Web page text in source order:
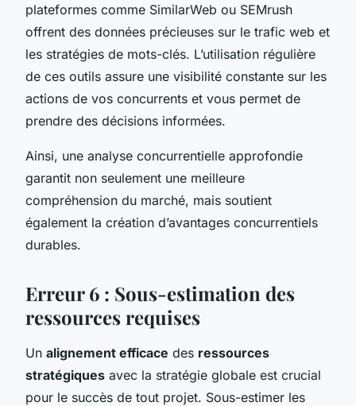
plateformes comme SimilarWeb ou SEMrush
offrent des données précieuses sur le trafic web et
les stratégies de mots-clés. L’utilisation régulière
de ces outils assure une visibilité constante sur les
actions de vos concurrents et vous permet de
prendre des décisions informées.
Ainsi, une analyse concurrentielle approfondie
garantit non seulement une meilleure
compréhension du marché, mais soutient
également la création d’avantages concurrentiels
durables.
Erreur 6 : Sous-estimation des
ressources requises
Un alignement efficace des ressources
stratégiques avec la stratégie globale est crucial
pour le succès de tout projet. Sous-estimer les